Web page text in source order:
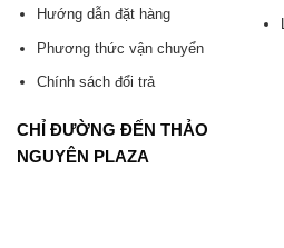
Hướng dẫn đặt hàng
Phương thức vận chuyển
Chính sách đổi trả
CHỈ ĐƯỜNG ĐẾN THẢO
NGUYÊN PLAZA